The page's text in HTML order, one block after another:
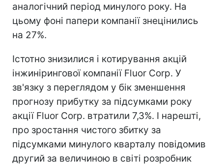
аналогічний період минулого року. На
цьому фоні папери компанії знецінились
на 27%.
Істотно знизилися і котирування акцій
інжинірингової компанії Fluor Corp. У
зв'язку з переглядом у бік зменшення
прогнозу прибутку за підсумками року
акції Fluor Corp. втратили 7,3%. І нарешті,
про зростання чистого збитку за
підсумками минулого кварталу повідомив
другий за величиною в світі розробник